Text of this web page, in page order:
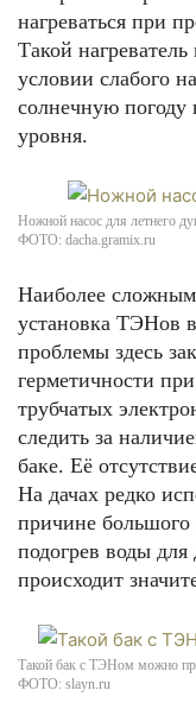
нагреваться при
Такой
условии слабого
солнечную погоду
уровня.
Ножной насос для летнего
ФОТО: dacha.gramix.ru
Наиболее сложным
установка ТЭНов
проблемы здесь
герметичности
трубчатых
следить за
баке. Её
На дачах редко
причине большого
подогрев воды
происходит
Такой бак с ТЭНом можно
ФОТО: slayn.ru